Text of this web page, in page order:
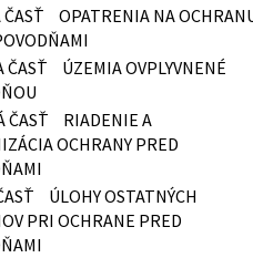
OPATRENIA NA
ČASŤ
ÚZEMIA OVPLYVNENÉ
ČASŤ
RIADENIE A
OCHRANY PRED
ÚLOHY OSTATNÝCH
PRI OCHRANE PRED